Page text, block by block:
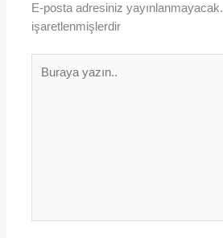
E-posta adresiniz yayınlanmayacak.
işaretlenmişlerdir
yazın..